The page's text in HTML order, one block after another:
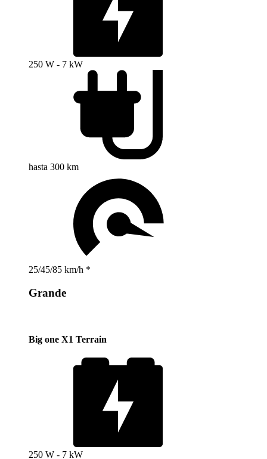
250 W - 7 kW
hasta 300 km
25/45/85 km/h *
Grande
Big one X1 Terrain
250 W - 7 kW